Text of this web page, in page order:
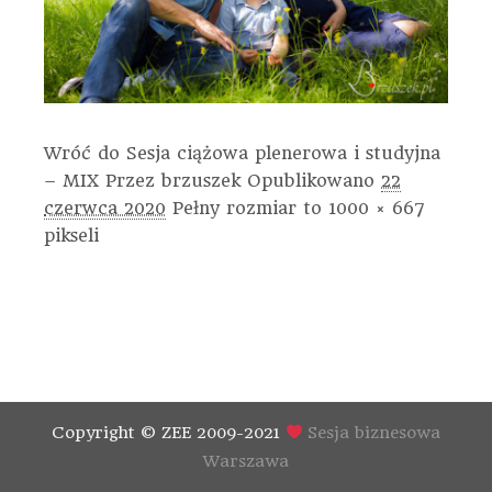
Wróć do Sesja ciążowa plenerowa i studyjna
– MIX Przezbrzuszek Opublikowano 22
czerwca 2020 Pełny rozmiar to 1000 × 667
pikseli
Copyright © ZEE 2009-2021
Sesja biznesowa
Warszawa